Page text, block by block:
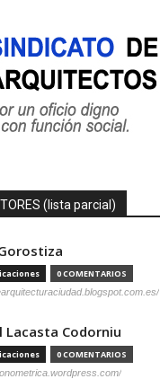
(lista parcial)
0 COMENTARIOS
Lacasta Codorniu
0 COMENTARIOS